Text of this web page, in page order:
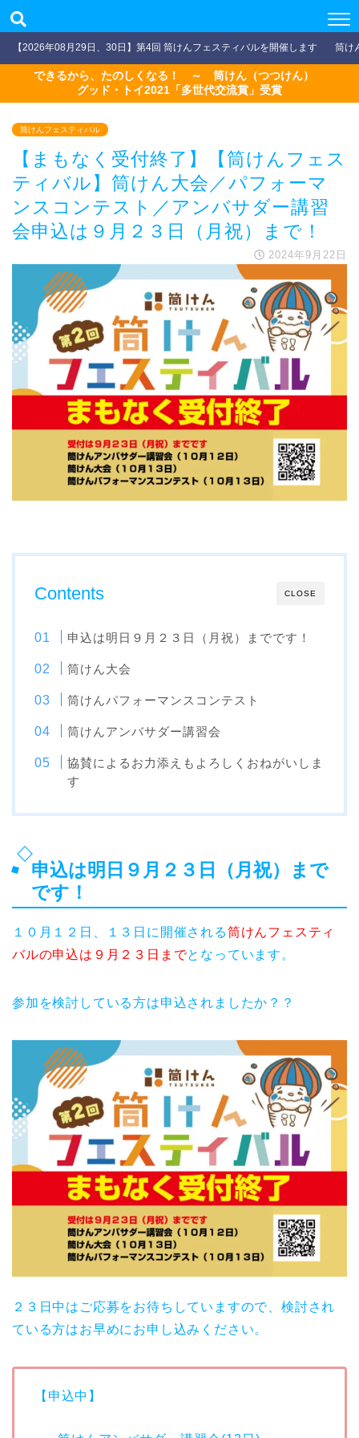
【2026年08月29日、30日】第4回 筒けんフェスティバルを開催します 筒け
できるから、たのしくなる！ ～ 筒けん（つつけん）
グッド・トイ2021「多世代交流賞」受賞
筒けんフェスティバル
【まもなく受付終了】【筒けんフェス
ティバル】筒けん大会／パフォーマ
ンスコンテスト／アンバサダー講習
会申込は９月２３日（月祝）まで！
2024年9月22日
CLOSE
Contents
申込は明日９月２３日（月祝）までです！
筒けん大会
筒けんパフォーマンスコンテスト
筒けんアンバサダー講習会
協賛によるお力添えもよろしくおねがいしま
す
申込は明日９月２３日（月祝）まで
です！
１０月１２日、１３日に開催される筒けんフェスティ
バルの申込は９月２３日までとなっています。
参加を検討している方は申込されましたか？？
２３日中はご応募をお待ちしていますので、検討され
ている方はお早めにお申し込みください。
【申込中】